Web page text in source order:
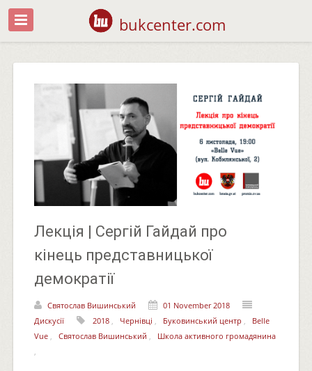
bukcenter.com
Лекція | Сергій Гайдай про
кінець представницької
демократії
Святослав Вишинський
01 November 2018
Дискусії
2018, Чернівці Буковинський центр
Belle
Vue, Святослав Вишинський
Школа активного громадянина